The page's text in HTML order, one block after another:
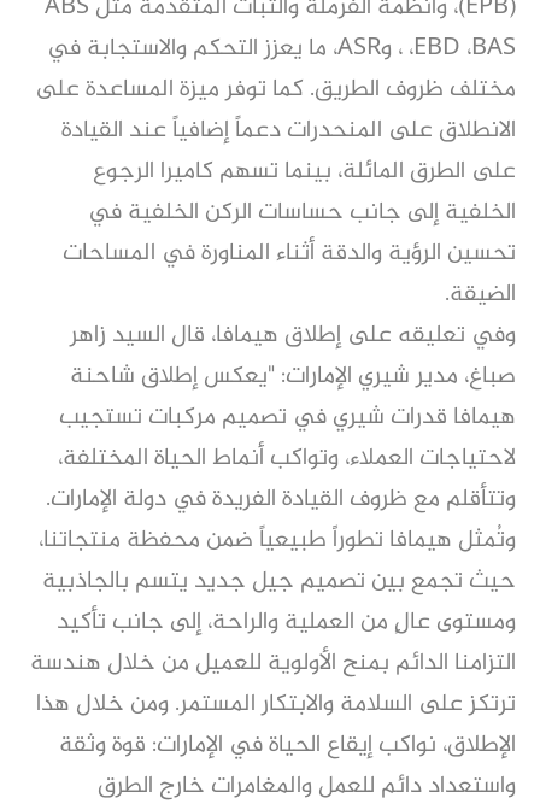
(EPB)، وأنظمة الفرملة والثبات المتقدمة مثل ABS
،EBD ،BAS ، وASR، ما يعزز التحكم والاستجابة في
مختلف ظروف الطريق. كما توفر ميزة المساعدة على
الانطلاق على المنحدرات دعماً إضافياً عند القيادة
على الطرق المائلة، بينما تسهم كاميرا الرجوع
الخلفية إلى جانب حساسات الركن الخلفية في
تحسين الرؤية والدقة أثناء المناورة في المساحات
الضيقة.
وفي تعليقه على إطلاق هيمافا، قال السيد زاهر
صباغ، مدير شيري الإمارات: "يعكس إطلاق شاحنة
هيمافا قدرات شيري في تصميم مركبات تستجيب
لاحتياجات العملاء، وتواكب أنماط الحياة المختلفة،
وتتأقلم مع ظروف القيادة الفريدة في دولة الإمارات.
وتُمثل هيمافا تطوراً طبيعياً ضمن محفظة منتجاتنا،
حيث تجمع بين تصميم جيل جديد يتسم بالجاذبية
ومستوى عالٍ من العملية والراحة، إلى جانب تأكيد
التزامنا الدائم بمنح الأولوية للعميل من خلال هندسة
ترتكز على السلامة والابتكار المستمر. ومن خلال هذا
الإطلاق، نواكب إيقاع الحياة في الإمارات: قوة وثقة
واستعداد دائم للعمل والمغامرات خارج الطرق